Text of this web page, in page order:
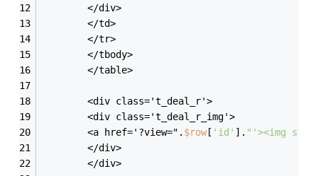
		</div>
		</td>
		</tr>
		</tbody>
		</table>
		<div class='t_deal_r'>
		<div class='t_deal_r_img'>
		<a href='?view=".
$row[ 'id' ]. "'><img
		</div>
		</div>